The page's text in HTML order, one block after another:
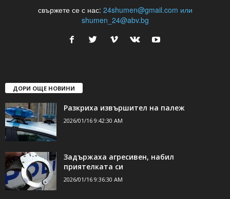
свържете се с нас: 24shumen@gmail.com или
shumen_24@abv.bg
ДОРИ ОЩЕ НОВИНИ
Разкриха извършител на палеж
2026/01/16 9:42:30 AM
Задържаха агресивен, набил
приятелката си
2026/01/16 9:36:30 AM